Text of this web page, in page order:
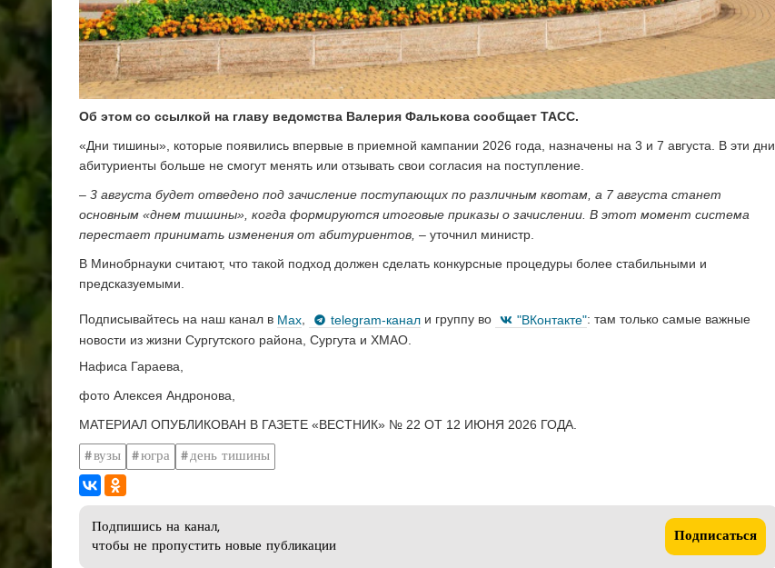
Об этом со ссылкой на главу ведомства Валерия Фалькова сообщает ТАСС.
«Дни тишины», которые появились впервые в приемной кампании 2026 года, назначены на 3 и 7 августа. В эти дни
абитуриенты больше не смогут менять или отзывать свои согласия на поступление.
– 3 августа будет отведено под зачисление поступающих по различным квотам, а 7 августа станет
основным «днем тишины», когда формируются итоговые приказы о зачислении. В этот момент система
перестает принимать изменения от абитуриентов, – уточнил министр.
В Минобрнауки считают, что такой подход должен сделать конкурсные процедуры более стабильными и
предсказуемыми.
Подписывайтесь на наш канал в Max, telegram-канал и группу во "ВКонтакте": там только самые важные
новости из жизни Сургутского района, Сургута и ХМАО.
Нафиса Гараева,
фото Алексея Андронова,
МАТЕРИАЛ ОПУБЛИКОВАН В ГАЗЕТЕ «ВЕСТНИК» № 22 ОТ 12 ИЮНЯ 2026 ГОДА.
вузы югра день тишины
Подпишись на канал,
чтобы не пропустить новые публикации
Подписаться